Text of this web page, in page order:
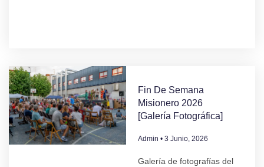
Fin De Semana
Misionero 2026
[Galería Fotográfica]
Admin 3 Junio, 2026
Galería de fotografías del